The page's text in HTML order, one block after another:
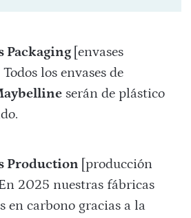
Packaging [envases
Todos los envases de
serán de plástico
Production [producción
2025 nuestras fábricas
en carbono gracias a la